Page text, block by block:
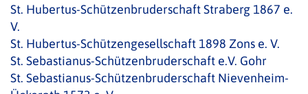
St. Hubertus-Schützenbruderschaft Straberg 1867 e.
V.
St. Hubertus-Schützengesellschaft 1898 Zons e. V.
St. Sebastianus-Schützenbruderschaft e.V. Gohr
St. Sebastianus-Schützenbruderschaft Nievenheim-